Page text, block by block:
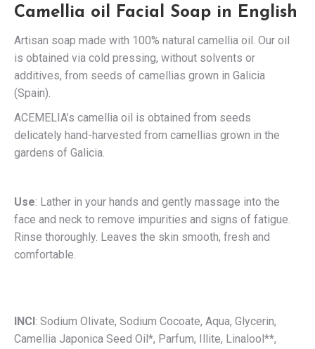
Camellia oil Facial Soap in English
Artisan soap made with 100% natural camellia oil. Our oil
is obtained via cold pressing, without solvents or
additives, from seeds of camellias grown in Galicia
(Spain).
ACEMELIA’s camellia oil is obtained from seeds
delicately hand-harvested from camellias grown in the
gardens of Galicia.
Use: Lather in your hands and gently massage into the
face and neck to remove impurities and signs of fatigue.
Rinse thoroughly. Leaves the skin smooth, fresh and
comfortable.
INCI: Sodium Olivate, Sodium Cocoate, Aqua, Glycerin,
Camellia Japonica Seed Oil*, Parfum, Illite, Linalool**,